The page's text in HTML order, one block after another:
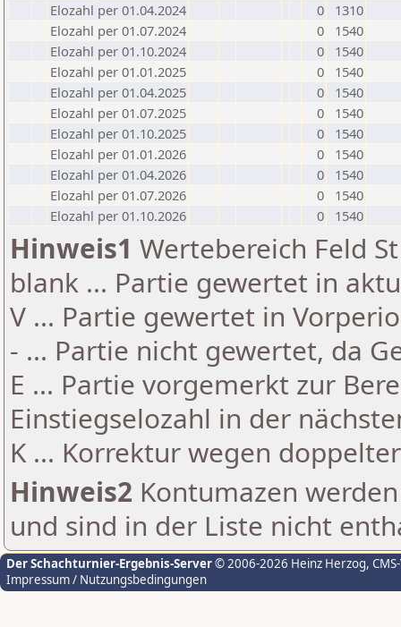
Elozahl per 01.04.2024
0
1310
Elozahl per 01.07.2024
0
1540
Elozahl per 01.10.2024
0
1540
Elozahl per 01.01.2025
0
1540
Elozahl per 01.04.2025
0
1540
Elozahl per 01.07.2025
0
1540
Elozahl per 01.10.2025
0
1540
Elozahl per 01.01.2026
0
1540
Elozahl per 01.04.2026
0
1540
Elozahl per 01.07.2026
0
1540
Elozahl per 01.10.2026
0 1540
Hinweis1 Wertebereich Feld
blank ... Partie gewertet in
V ... Partie gewertet in
- ... Partie nicht gewertet, da
E ... Partie vorgemerkt zur
Einstiegselozahl in der
K ... Korrektur wegen
Hinweis2 Kontumazen
und sind in der Liste nicht
Der Schachturnier-Ergebnis-Server© 2006-2026 Heinz Herzog,
Impressum / Nutzungsbedingungen